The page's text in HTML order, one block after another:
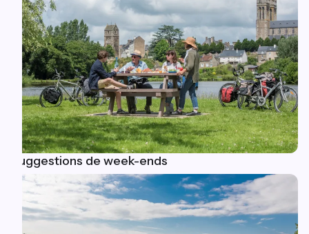
Suggestions de week-ends